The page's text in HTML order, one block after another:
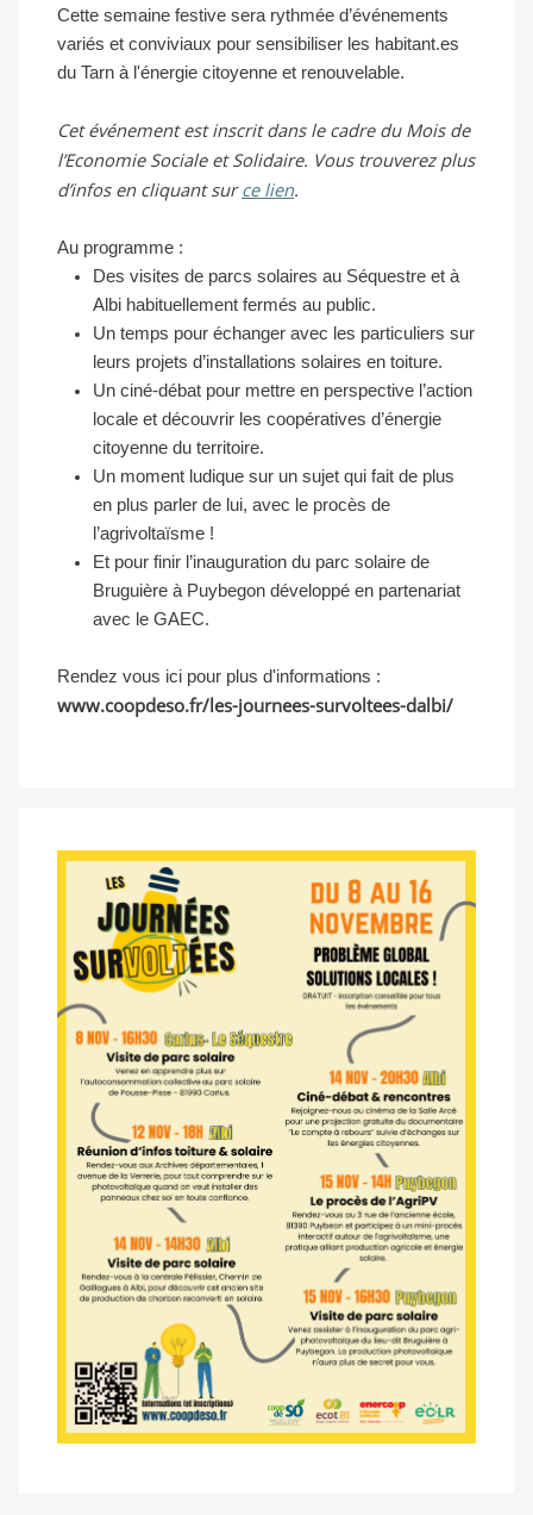
Cette semaine festive sera rythmée d’événements
variés et conviviaux pour sensibiliser les habitant.es
du Tarn à l'énergie citoyenne et renouvelable.
Cet événement est inscrit dans le cadre du Mois de
l’Economie Sociale et Solidaire. Vous trouverez plus
d’infos en cliquant surce lien.
Au programme :
Des visites de parcs solaires au Séquestre et à
Albi habituellement fermés au public.
Un temps pour échanger avec les particuliers sur
leurs projets d’installations solaires en toiture.
Un ciné-débat pour mettre en perspective l’action
locale et découvrir les coopératives d’énergie
citoyenne du territoire.
Un moment ludique sur un sujet qui fait de plus
en plus parler de lui, avec le procès de
l’agrivoltaïsme !
Et pour finir l’inauguration du parc solaire de
Bruguière à Puybegon développé en partenariat
avec le GAEC.
Rendez vous ici pour plus d'informations :
www.coopdeso.fr/les-journees-survoltees-dalbi/